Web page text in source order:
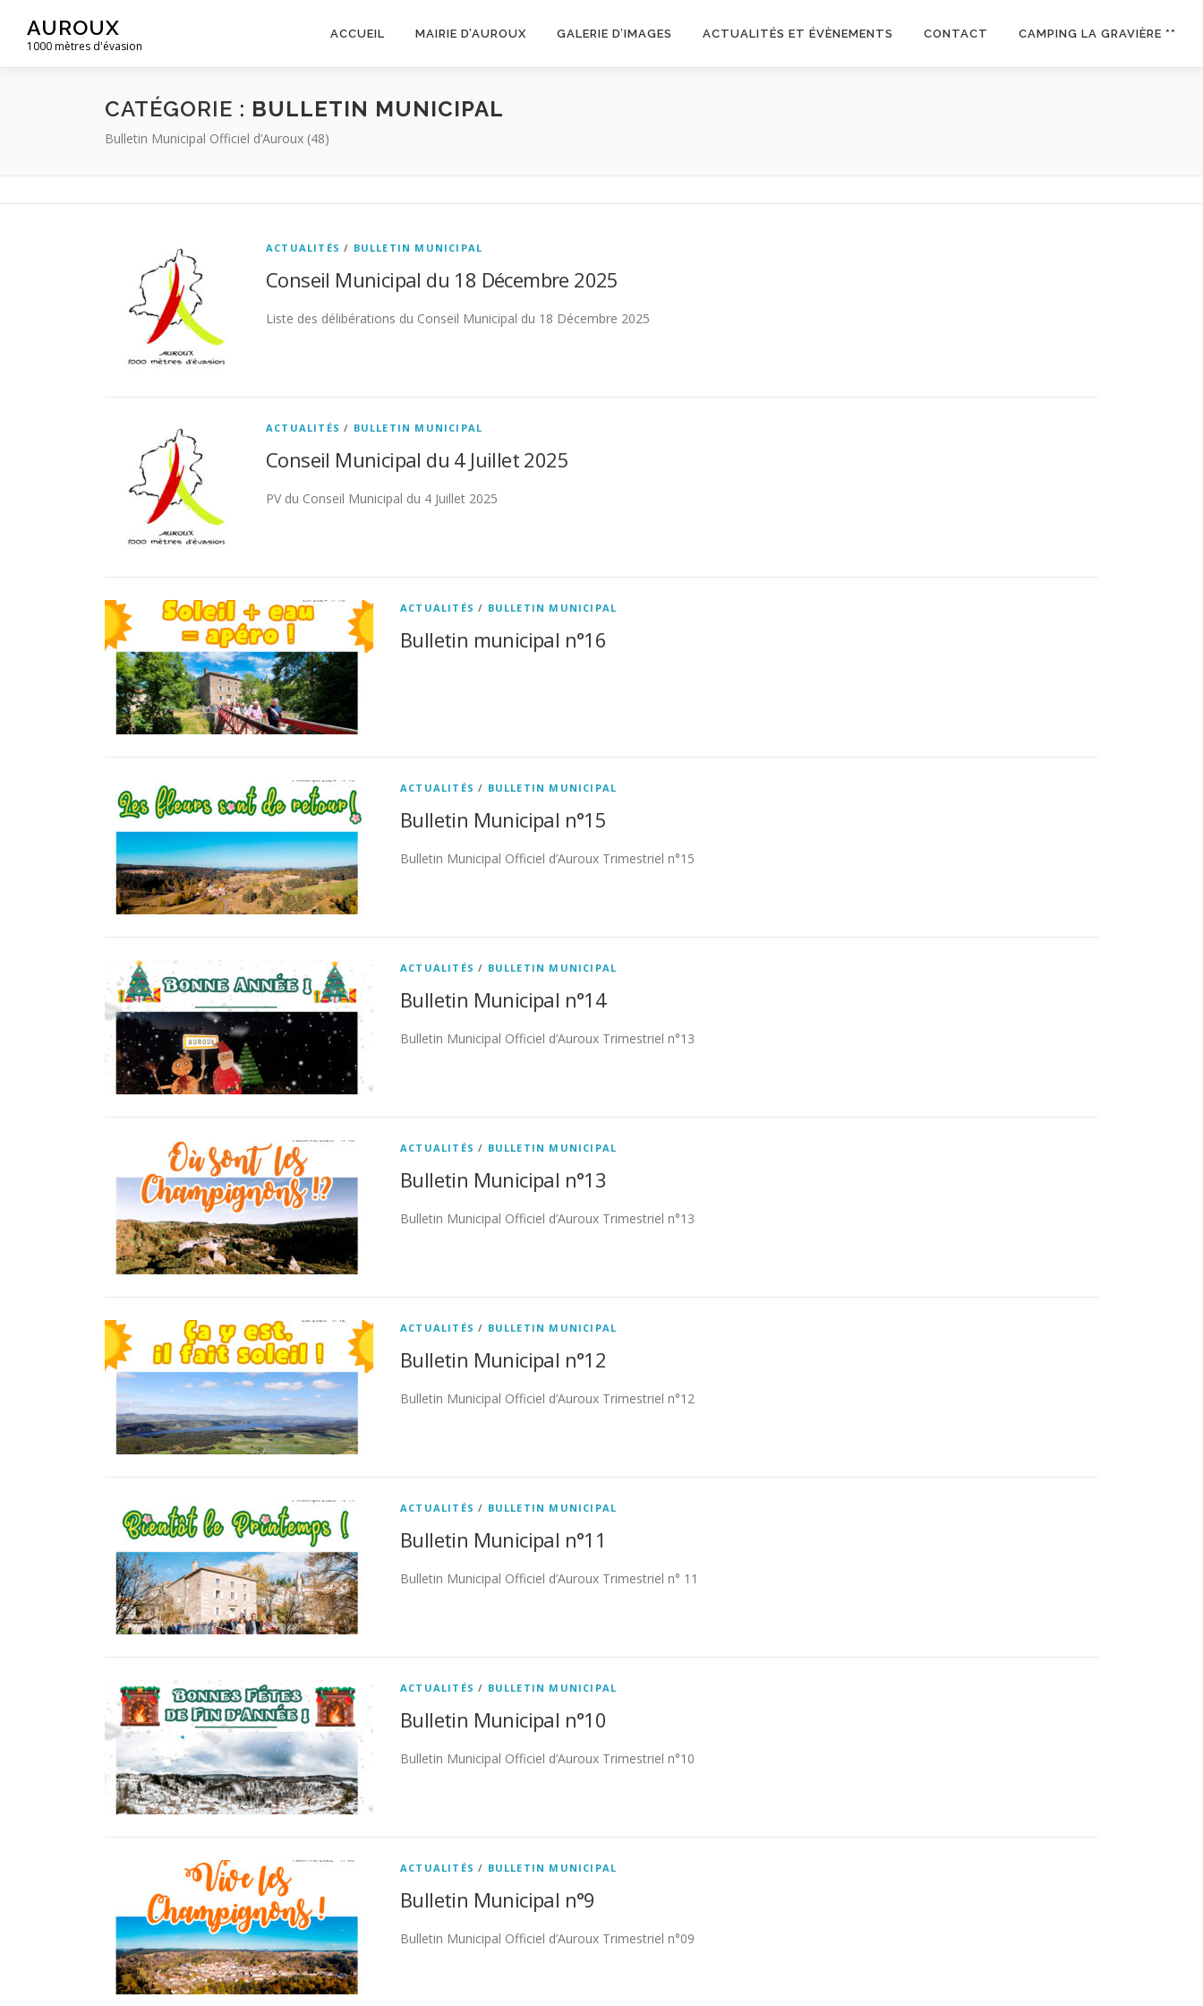
contenu
AUROUX
1000 mètres d'évasion
ACCUEIL MAIRIE D’AUROUX GALERIE D’IMAGES ACTUALITÉS ET ÉVÈNEMENTS CONTACT CAMPING LA GRAVIÈRE **
CATÉGORIE : BULLETIN MUNICIPAL
Bulletin Municipal Officiel d’Auroux (48)
ACTUALITÉS / BULLETIN MUNICIPAL
Conseil Municipal du 18 Décembre 2025
Liste des délibérations du Conseil Municipal du 18 Décembre 2025
ACTUALITÉS / BULLETIN MUNICIPAL
Conseil Municipal du 4 Juillet 2025
PV du Conseil Municipal du 4 Juillet 2025
ACTUALITÉS / BULLETIN MUNICIPAL
Bulletin municipal n°16
ACTUALITÉS / BULLETIN MUNICIPAL
Bulletin Municipal n°15
Bulletin Municipal Officiel d’Auroux Trimestriel n°15
ACTUALITÉS / BULLETIN MUNICIPAL
Bulletin Municipal n°14
Bulletin Municipal Officiel d’Auroux Trimestriel n°13
ACTUALITÉS / BULLETIN MUNICIPAL
Bulletin Municipal n°13
Bulletin Municipal Officiel d’Auroux Trimestriel n°13
ACTUALITÉS / BULLETIN MUNICIPAL
Bulletin Municipal n°12
Bulletin Municipal Officiel d’Auroux Trimestriel n°12
ACTUALITÉS / BULLETIN MUNICIPAL
Bulletin Municipal n°11
Bulletin Municipal Officiel d’Auroux Trimestriel n° 11
ACTUALITÉS / BULLETIN MUNICIPAL
Bulletin Municipal n°10
Bulletin Municipal Officiel d’Auroux Trimestriel n°10
ACTUALITÉS / BULLETIN MUNICIPAL
Bulletin Municipal n°9
Bulletin Municipal Officiel d’Auroux Trimestriel n°09